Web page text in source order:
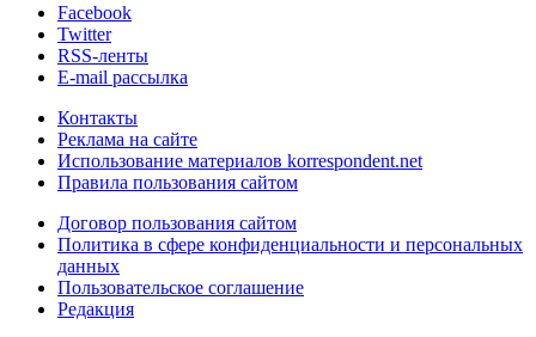
Facebook
Twitter
RSS-ленты
E-mail рассылка
Контакты
Реклама на сайте
Использование материалов korrespondent.net
Правила пользования сайтом
Договор пользования сайтом
Политика в сфере конфиденциальности и персональных
данных
Пользовательское соглашение
Редакция